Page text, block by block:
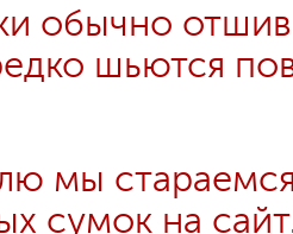
обычно
шьются
мы
сумок на